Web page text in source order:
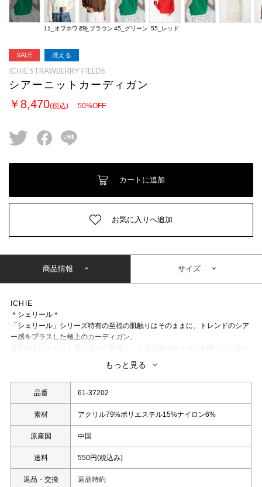
11_オフホワイト28_ブラウン 45_グリーン 55_レッド
SALE 洗える
ICHIE STRAWBERRY-FIELDS
シアーニットカーディガン
￥8,470(税込) 50%OFF
twitter facebook
カートに追加
お気に入りへ追加
商品情報 サイズ
ICHIE
＊シェリール＊
「シェリール」シリーズ特有の至福の肌触りはそのままに、トレンドのシア
ー感をプラスした極上のカーディガン。
冷房対策や日差し除けといった実用性はもちろん、いつものコーディネート
に奥行きと旬のニュアンスを添えてくれる一着です。
厳選された極細糸を使用し、絶妙な透け感が出るよう甘く、かつ丁寧に編み
上げました。
肌が透けすぎるのを抑えた「大人のためのシアー感」なので、上品でヘルシ
ーな印象を与えます。
バッグの中に忍ばせておけるほどコンパクトにまとまり、重さを感じさせな
い超軽量設計。
汗ばむ季節でも肌に張り付かず、さらりとドライなタッチが持続します。
【Styling Advice】
同シリーズの「シェリール_ノースリーブニット」(品番：
もっと見る
品番 61-37202
素材 アクリル79%ポリエステル15%ナイロン6%
原産国 中国
送料 550円(税込み)
返品・交換 返品特約